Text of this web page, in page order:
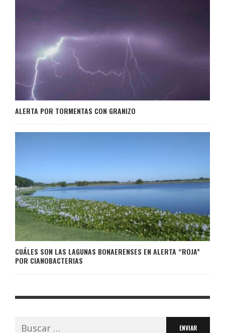
ALERTA POR TORMENTAS CON GRANIZO
CUÁLES SON LAS LAGUNAS BONAERENSES EN ALERTA “ROJA”
POR CIANOBACTERIAS
Buscar: